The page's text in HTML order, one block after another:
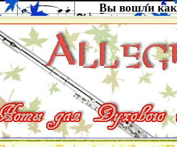
Вы вошли как